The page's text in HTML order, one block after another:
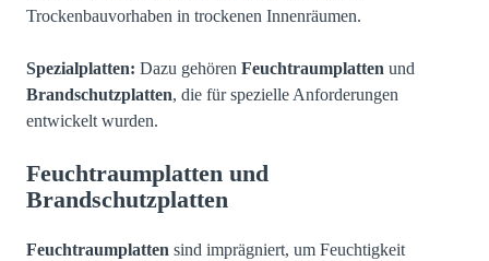
Trockenbauvorhaben in trockenen Innenräumen.
Spezialplatten: Dazu gehören Feuchtraumplatten und
Brandschutzplatten, die für spezielle Anforderungen
entwickelt wurden.
Feuchtraumplatten und
Brandschutzplatten
Feuchtraumplatten sind imprägniert, um Feuchtigkeit